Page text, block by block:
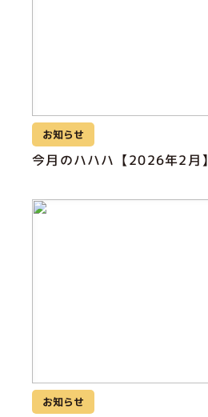
お知らせ
今月のハハハ【2026年2月】
お知らせ